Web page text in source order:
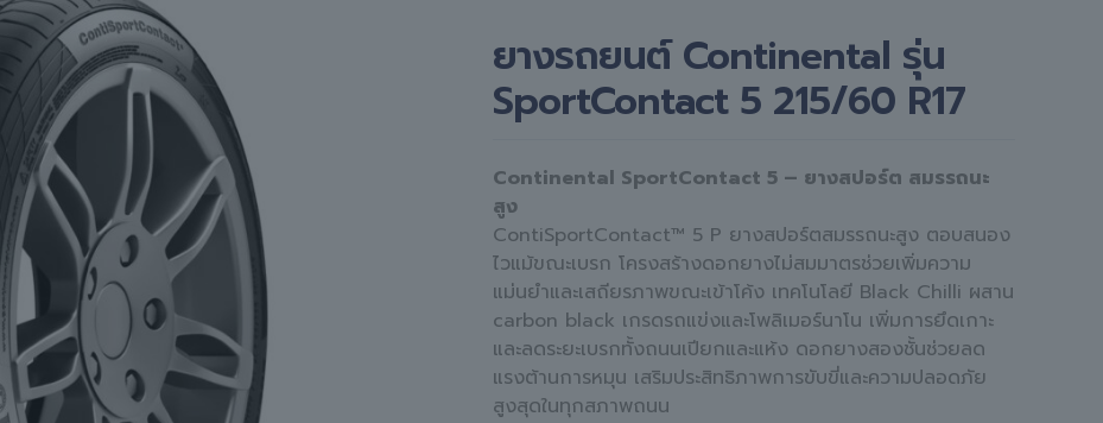
ยางรถยนต์ Continental รุ่น
SportContact 5 215/60 R17
Continental SportContact 5 – ยางสปอร์ต สมรรถนะ
สูง
ContiSportContact™ 5 P ยางสปอร์ตสมรรถนะสูง ตอบสนอง
ไวแม้ขณะเบรก โครงสร้างดอกยางไม่สมมาตรช่วยเพิ่มความ
แม่นยำและเสถียรภาพขณะเข้าโค้ง เทคโนโลยี Black Chilli ผสาน
carbon black เกรดรถแข่งและโพลิเมอร์นาโน เพิ่มการยึดเกาะ
และลดระยะเบรกทั้งถนนเปียกและแห้ง ดอกยางสองชั้นช่วยลด
แรงต้านการหมุน เสริมประสิทธิภาพการขับขี่และความปลอดภัย
สูงสุดในทุกสภาพถนน